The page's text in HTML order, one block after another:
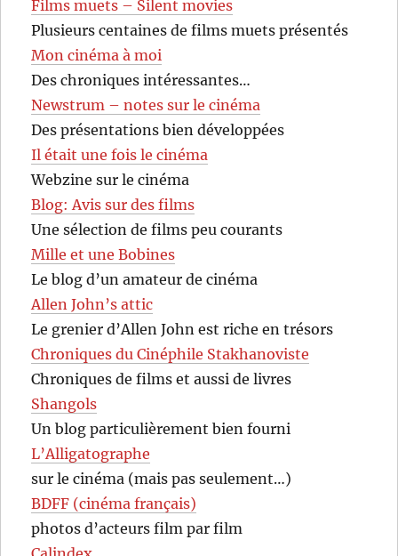
Films muets – Silent movies
Plusieurs centaines de films muets présentés
Mon cinéma à moi
Des chroniques intéressantes…
Newstrum – notes sur le cinéma
Des présentations bien développées
Il était une fois le cinéma
Webzine sur le cinéma
Blog: Avis sur des films
Une sélection de films peu courants
Mille et une Bobines
Le blog d’un amateur de cinéma
Allen John’s attic
Le grenier d’Allen John est riche en trésors
Chroniques du Cinéphile Stakhanoviste
Chroniques de films et aussi de livres
Shangols
Un blog particulièrement bien fourni
L’Alligatographe
sur le cinéma (mais pas seulement…)
BDFF (cinéma français)
photos d’acteurs film par film